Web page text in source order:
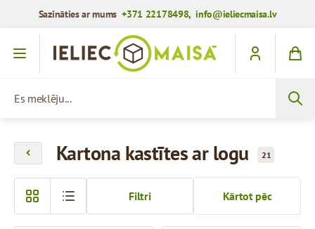
Sazināties ar mums+371 22178498,info@ieliecmaisa.lv
Iet uz saturu
Kartona kastītes ar logu 21
Kārtot pēc
Filtri